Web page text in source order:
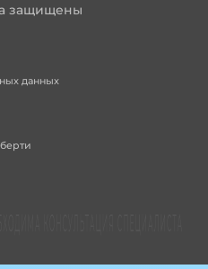
защищены
данных